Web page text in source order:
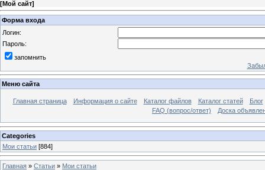
[Мой сайт]
Форма входа
Логин:
Пароль:
запомнить
Меню сайта
Главная страница Информация о сайте Каталог файлов Каталог статей
Блог
FAQ (вопрос/ответ)
Доска
Categories
Мои статьи [884]
Главная » Статьи » Мои статьи